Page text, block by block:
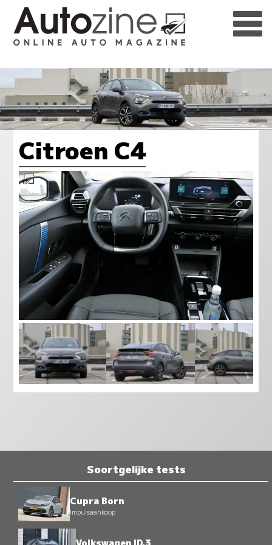
Citroen C4
Soortgelijke tests
Cupra Born
Impulsaankoop
Volkswagen ID.3